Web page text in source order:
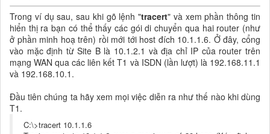
Trong ví dụ sau, sau khi gõ lệnh "tracert" và xem phần thông tin
hiển thị ra bạn có thể thấy các gói di chuyển qua hai router (như
ở phần minh hoạ trên) rồi mới tới host đích 10.1.1.6. Ở đây, cổng
vào mặc định từ Site B là 10.1.2.1 và địa chỉ IP của router trên
mạng WAN qua các liên kết T1 và ISDN (lần lượt) là 192.168.11.1
và 192.168.10.1.
Đầu tiên chúng ta hãy xem mọi việc diễn ra như thế nào khi dùng
T1.
C:\>tracert 10.1.1.6